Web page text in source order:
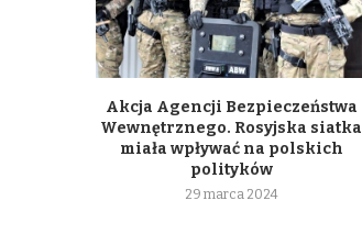
Akcja Agencji Bezpieczeństwa
Wewnętrznego. Rosyjska siatka
miała wpływać na polskich
polityków
29 marca 2024